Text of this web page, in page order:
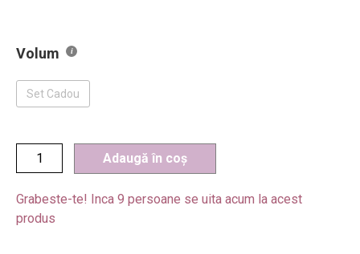
Volum
Set Cadou
Adaugă în coș
Grabeste-te! Inca 9 persoane se uita acum la acest
produs